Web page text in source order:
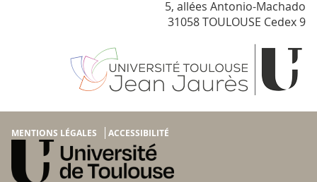
5, allées Antonio-Machado
31058 TOULOUSE Cedex 9
MENTIONS LÉGALES ACCESSIBILITÉ